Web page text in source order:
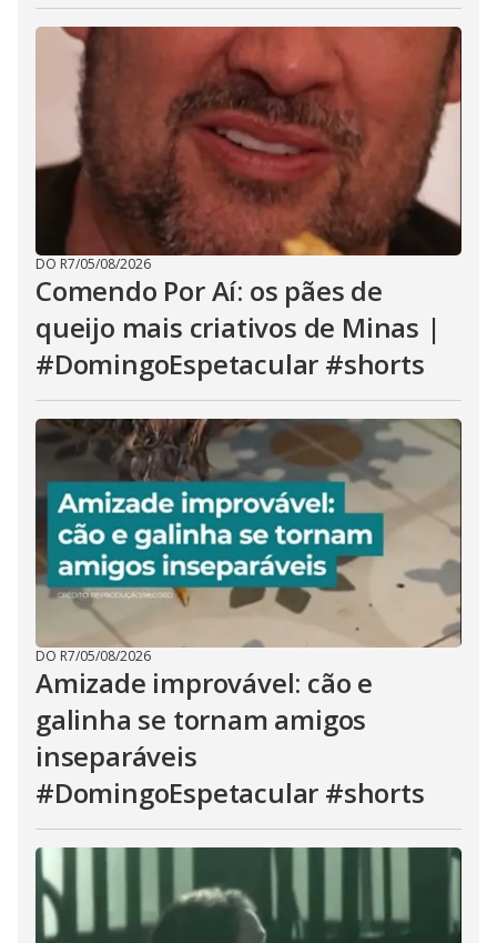
DO R7/05/08/2026
Comendo Por Aí: os pães de
queijo mais criativos de Minas |
#DomingoEspetacular #shorts
DO R7/05/08/2026
Amizade improvável: cão e
galinha se tornam amigos
inseparáveis
#DomingoEspetacular #shorts